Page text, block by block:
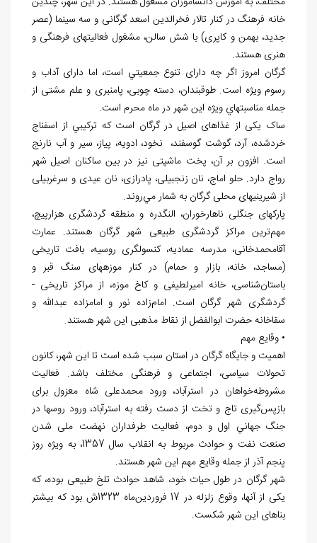
خانه فرهنگ در کنار تالار فخرالدین اسعد گرگانی و سه سینما (عصر
جدید، بهمن و کاپری) با شش سالن، مشغول فعالیت‏های فرهنگی و
هنری هستند.
گرگان امروز اگر چه دارای تنوع جمعیتي است، اما دارای آداب و
رسوم ویژه است. طوق‏بندان، دسته چوبی، پامنبری و علم مشتی از
جمله مناسبت‎هاي ويژه این شهر در ماه محرم است.
ساک یکی از غذاهای اصیل در گرگان است که تركيبي از اسفناج
خردشده، آرد، گوشت گوسفند، نخود، ادویه، پیاز، سیر و آب نارنج
است. افزون بر آن، پخت ماش‏پتی نيز در بین ساکنان اصیل شهر
رواج دارد. حلو اماج، نان زنجبیلی، پادرازی، نان عیدی و سرغربیلی
از شیرینی‏های محلی گرگان به شمار مي‌روند.
پارک‎های جنگلی ناهارخوران، النگدره و منطقه گردشگری هزارپیچ،
مهم‌ترین مراکز گردشگری طبیعی شهر گرگان هستند. عمارت
آقامحمدخانی، مدرسه عمادیه، کنسولگری روسیه، بافت تاریخی
(مساجد، خانه، بازار و حمام) در کنار موزه‎های سنگ قبر و
باستان‌شناسی، خانه امیرلطیفی و کاخ موزه، از مراکز تاریخی -
گردشگری شهر گرگان است. امام‌زاده نور و امام‏زاده عبدالله و
سقاخانه حضرت ابوالفضل از نقاط مذهبی این شهر هستند.
• وقایع مهم
اهمیت و جایگاه گرگان در استان سبب شده است تا این شهر، کانون
تحولات سیاسی، اجتماعی و فرهنگی مختلف باشد. فعالیت
مشروطه‌خواهان در استرآباد، ورود محمدعلی شاه معزول برای
بازپس‌گیری تاج و تخت از دست رفته به استرآباد، ورود روس‎ها در
جنگ جهاني اول و دوم، فعالیت طرفداران نهضت ملی شدن
صنعت نفت و حوادث مربوط به انقلاب سال 1357، به ويژه روز
پنجم آذر از جمله وقایع مهم این شهر هستند.
شهر گرگان در طول حیات خود، شاهد حوادث تلخ طبیعی بوده، که
یکی از آن‎ها، وقوع زلزله در 17 فروردین‌ماه 1323ش بود که بيشتر
بناهای اين شهر شکست.